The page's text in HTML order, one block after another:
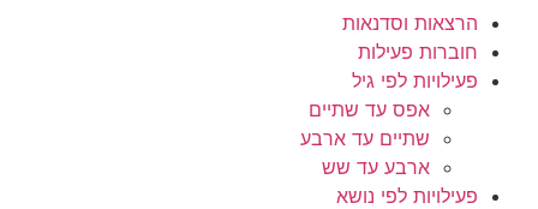
הרצאות וסדנאות
חוברות פעילות
פעילויות לפי גיל
אפס עד שתיים
שתיים עד ארבע
ארבע עד שש
פעילויות לפי נושא